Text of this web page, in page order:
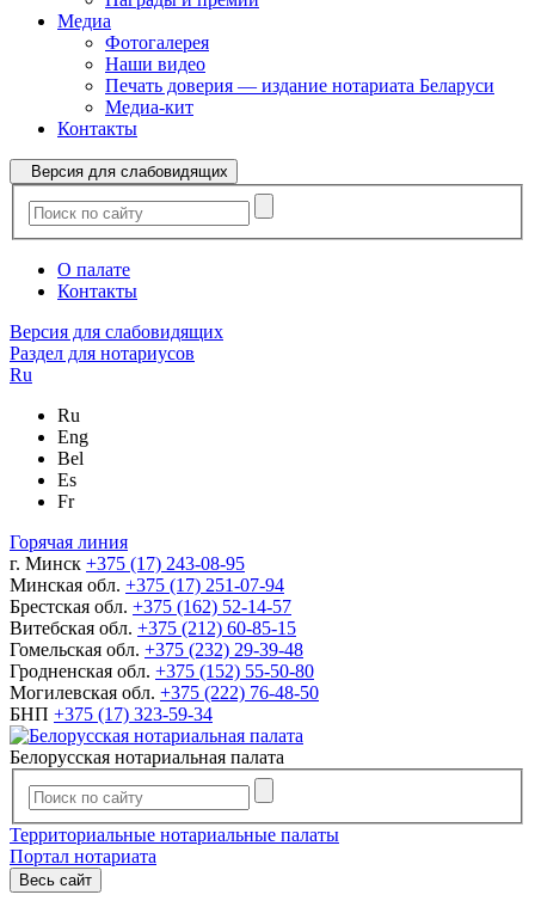
Медиа
Фотогалерея
Наши видео
Печать доверия — издание нотариата Беларуси
Медиа-кит
Контакты
Версия для слабовидящих
О палате
Контакты
Версия для слабовидящих
Раздел для нотариусов
Ru
Ru
Eng
Bel
Es
Fr
Горячая линия
г. Минск +375 (17) 243-08-95
Минская обл. +375 (17) 251-07-94
Брестская обл. +375 (162) 52-14-57
Витебская обл. +375 (212) 60-85-15
Гомельская обл. +375 (232) 29-39-48
Гродненская обл. +375 (152) 55-50-80
Могилевская обл. +375 (222) 76-48-50
БНП +375 (17) 323-59-34
Белорусская нотариальная палата
Территориальные нотариальные палаты
Портал нотариата
Весь сайт